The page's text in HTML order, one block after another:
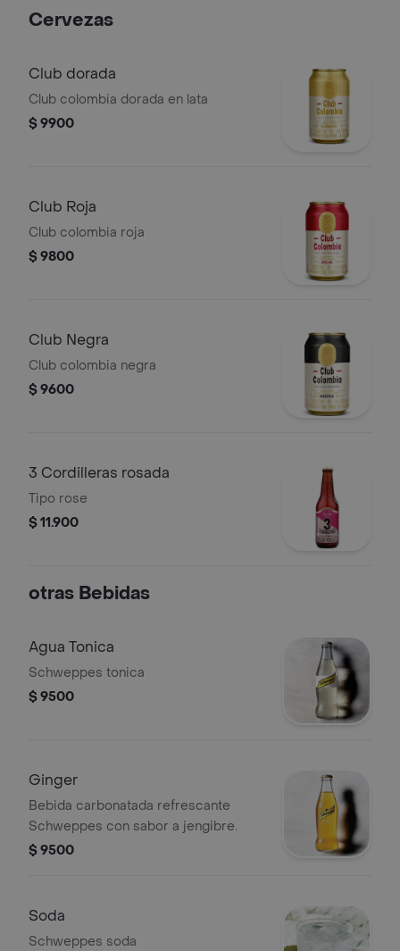
Cervezas
Club dorada
Club colombia dorada en lata
$ 9900
Club Roja
Club colombia roja
$ 9800
Club Negra
Club colombia negra
$ 9600
3 Cordilleras rosada
Tipo rose
$ 11.900
otras Bebidas
Agua Tonica
Schweppes tonica
$ 9500
Ginger
Bebida carbonatada refrescante
Schweppes con sabor a jengibre.
$ 9500
Soda
Schweppes soda